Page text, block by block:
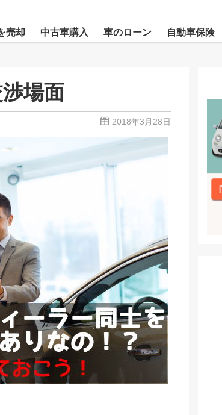
売却 中古車購入 車のローン 自動車保険
場面
2018年3月28日